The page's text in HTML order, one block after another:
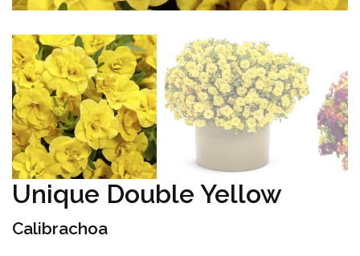
Unique Double Yellow
Calibrachoa